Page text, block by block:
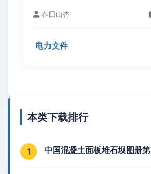
春日山杏
电力文件
本类下载排行
1 中国混凝土面板堆石坝图册第